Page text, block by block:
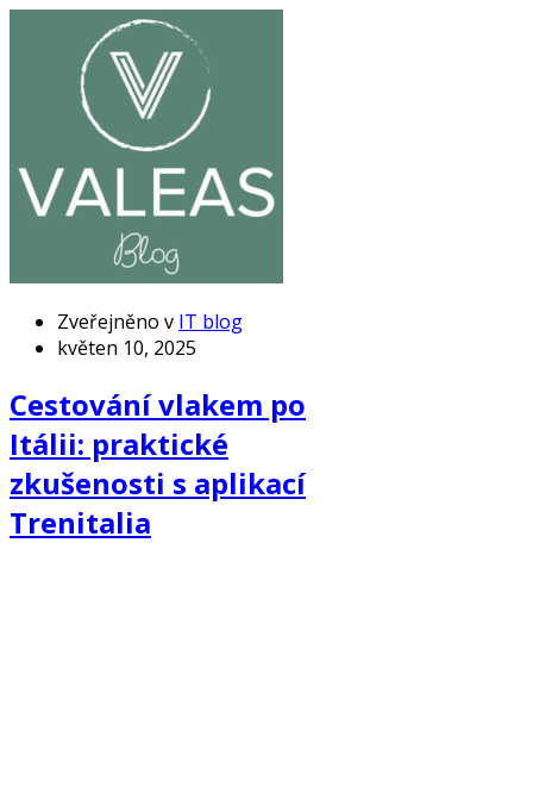
Zveřejněno v IT blog
květen 10, 2025
Cestování vlakem po
Itálii: praktické
zkušenosti s aplikací
Trenitalia